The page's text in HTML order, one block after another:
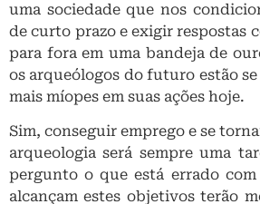
uma sociedade que nos
de curto prazo e exigir respostas
para fora em uma bandeja de
os arqueólogos do futuro estão
mais míopes em suas ações hoje.
Sim, conseguir emprego e se
arqueologia será sempre uma
pergunto o que está errado com
alcançam estes objetivos terão